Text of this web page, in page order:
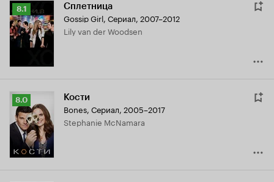
Рейтинг
Кинопоиска
8.1
8.1 Сплетница
Gossip Girl, Сериал, 2007–2012
Lily van der Woodsen
Рейтинг
Кинопоиска
8.0
8.0 Кости
Bones, Сериал, 2005–2017
Stephanie McNamara